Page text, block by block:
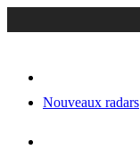
Nouveaux radars